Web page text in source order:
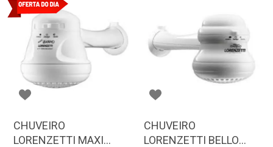
CHUVEIRO
LORENZETTI MAXI
CHUVEIRO
LORENZETTI BELLO